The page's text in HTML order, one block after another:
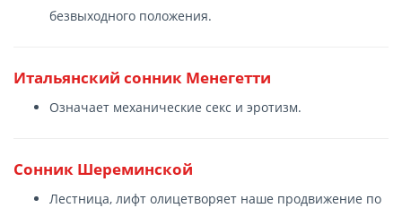
безвыходного положения.
Итальянский сонник Менегетти
Означает механические секс и эротизм.
Сонник Шереминской
Лестница, лифт олицетворяет наше продвижение по